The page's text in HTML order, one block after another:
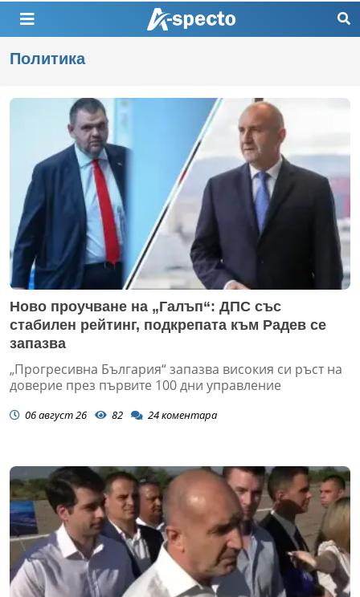
Политика
Ново проучване на „Галъп“: ДПС със
стабилен рейтинг, подкрепата към Радев се
запазва
„Прогресивна България“ запазва високия си ръст на
доверие през първите 100 дни управление
06 август 26 82 24коментара